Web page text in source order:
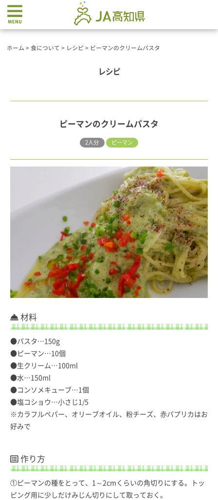
ホーム > 食について > レシピ > ピーマンのクリームパスタ
レシピ
ピーマンのクリームパスタ
2人分 ピーマン
材料
●パスタ…150g
●ピーマン…10個
●生クリーム…100ml
●水…150ml
●コンソメキューブ…1個
●塩コショウ…小さじ1/5
※カラフルペパー、オリーブオイル、粉チーズ、赤パプリカはお
好みで
作り方
①ピーマンの種をとって、1～2cmくらいの角切りにする。トッ
ピング用に少しだけみじん切りにして取っておく。